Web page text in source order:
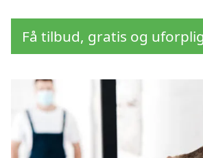
Få tilbud, gratis og